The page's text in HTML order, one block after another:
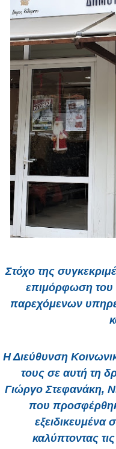
Στόχο της
επιμόρφωση του
παρεχόμενων
Η Διεύθυνση
τους σε αυτή τη
Γιώργο Στεφανάκη,
που
εξειδικευμένα
καλύπτοντας